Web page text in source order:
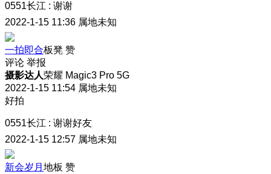
0551长江 : 谢谢
2022-1-15 11:36 属地未知
一拍即合板凳 赞
评论 举报
摄影达人荣耀 Magic3 Pro 5G
2022-1-15 11:54 属地未知
好拍
0551长江 : 谢谢好友
2022-1-15 12:57 属地未知
新会岁月 地板 赞